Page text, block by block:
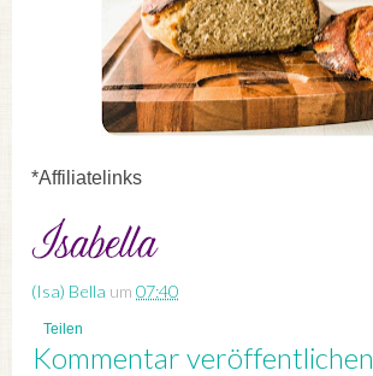
*Affiliatelinks
(Isa) Bella um 07:40
Teilen
Kommentar veröffentlichen